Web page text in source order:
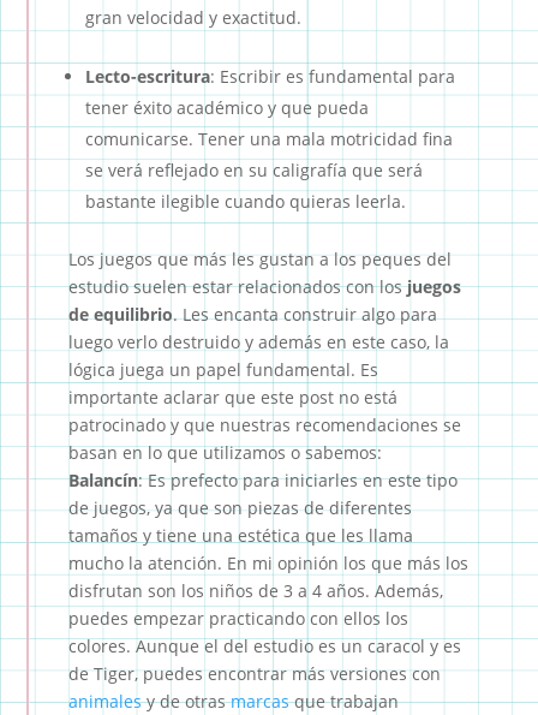
gran velocidad y exactitud.
Lecto-escritura: Escribir es fundamental para
tener éxito académico y que pueda
comunicarse. Tener una mala motricidad fina
se verá reflejado en su caligrafía que será
bastante ilegible cuando quieras leerla.
Los juegos que más les gustan a los peques del
estudio suelen estar relacionados con losjuegos
de equilibrio. Les encanta construir algo para
luego verlo destruido y además en este caso, la
lógica juega un papel fundamental. Es
importante aclarar que este post no está
patrocinado y que nuestras recomendaciones se
basan en lo que utilizamos o sabemos:
Balancín: Es prefecto para iniciarles en este tipo
de juegos, ya que son piezas de diferentes
tamaños y tiene una estética que les llama
mucho la atención. En mi opinión los que más los
disfrutan son los niños de 3 a 4 años. Además,
puedes empezar practicando con ellos los
colores. Aunque el del estudio es un caracol y es
de Tiger, puedes encontrar más versiones con
animalesy de otrasmarcasque trabajan